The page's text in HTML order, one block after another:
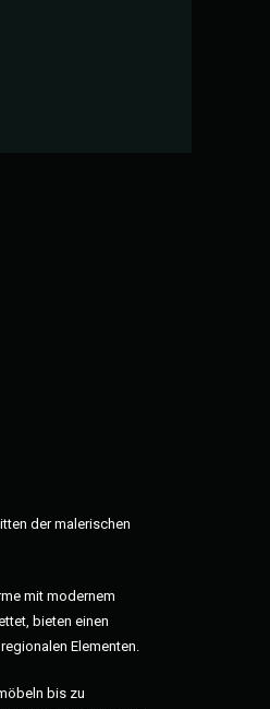
der malerischen
mit modernem
bieten einen
Elementen.
bis zu